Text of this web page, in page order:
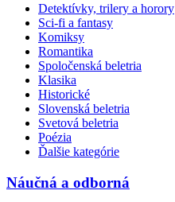
Detektívky, trilery a horory
Sci-fi a fantasy
Komiksy
Romantika
Spoločenská beletria
Klasika
Historické
Slovenská beletria
Svetová beletria
Poézia
Ďalšie kategórie
Náučná a odborná